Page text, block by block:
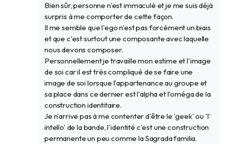
Bien sûr, personne n'est immaculé et je me suis déjà
surpris à me comporter de cette façon.
Il me semble que l'ego n'est pas forcément un biais
et que c'est surtout une composante avec laquelle
nous devons composer.
Personnellement je travaille mon estime et l'image
de soi car il est très compliqué de se faire une
image de soi lorsque l'appartenance au groupe et
sa place dans ce dernier est l'alpha et l'oméga de la
construction identitaire.
Je n'arrive pas à me contenter d'être le 'geek' ou 'l'
intello' de la bande, l'identité c'est une construction
permanente un peu comme la Sagrada familia.